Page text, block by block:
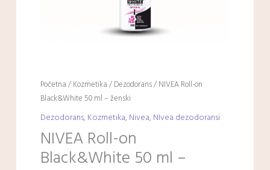
Početna / Kozmetika / Dezodorans/ NIVEA Roll-on
Black&White 50 ml – ženski
Dezodorans, Kozmetika, Nivea, NIvea dezodoransi
NIVEA Roll-on
Black&White 50 ml –